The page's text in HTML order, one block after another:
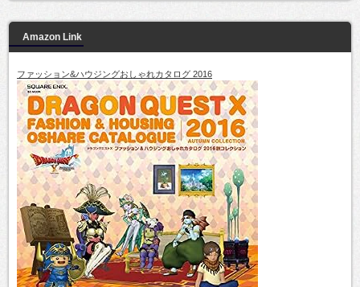
Amazon Link
ファッション&ハウジングおしゃれカタログ 2016